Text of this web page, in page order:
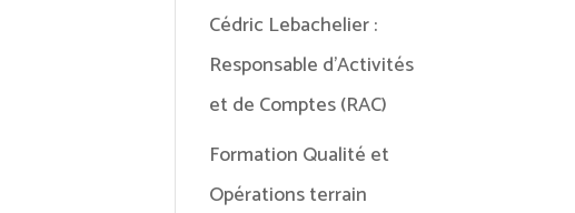
Cédric Lebachelier :
Responsable d’Activités
et de Comptes (RAC)
Formation Qualité et
Opérations terrain